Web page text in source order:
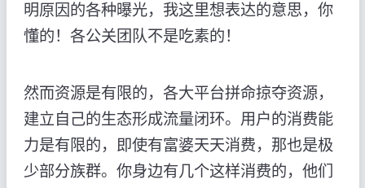
明原因的各种曝光，我这里想表达的意思，你
懂的！各公关团队不是吃素的！
然而资源是有限的，各大平台拼命掠夺资源，
建立自己的生态形成流量闭环。用户的消费能
力是有限的，即使有富婆天天消费，那也是极
少部分族群。你身边有几个这样消费的，他们